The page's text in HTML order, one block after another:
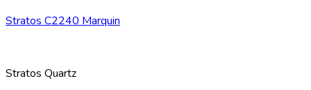
Stratos C2240 Marquin
Stratos Quartz